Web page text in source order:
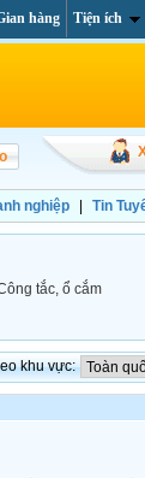
hàng Tiện ích
nghiệp Tin
tắc, ổ cắm
khu vực: